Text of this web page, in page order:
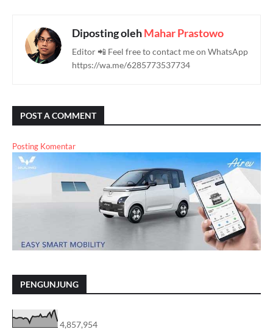
Diposting olehMahar Prastowo
Editor 📲 Feel free to contact me on WhatsApp
https://wa.me/6285773537734
POST A COMMENT
Posting Komentar
PENGUNJUNG
4,857,954